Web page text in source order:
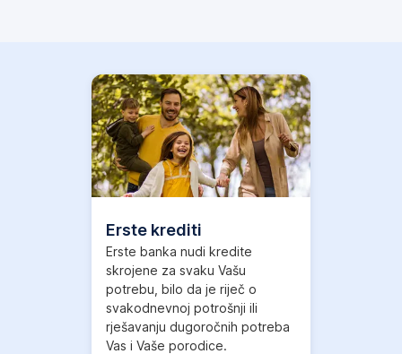
Erste krediti
Erste banka nudi kredite
skrojene za svaku Vašu
potrebu, bilo da je riječ o
svakodnevnoj potrošnji ili
rješavanju dugoročnih potreba
Vas i Vaše porodice.